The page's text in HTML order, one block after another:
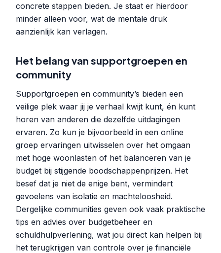
concrete stappen bieden. Je staat er hierdoor
minder alleen voor, wat de mentale druk
aanzienlijk kan verlagen.
Het belang van supportgroepen en
community
Supportgroepen en community’s bieden een
veilige plek waar jij je verhaal kwijt kunt, én kunt
horen van anderen die dezelfde uitdagingen
ervaren. Zo kun je bijvoorbeeld in een online
groep ervaringen uitwisselen over het omgaan
met hoge woonlasten of het balanceren van je
budget bij stijgende boodschappenprijzen. Het
besef dat je niet de enige bent, vermindert
gevoelens van isolatie en machteloosheid.
Dergelijke communities geven ook vaak praktische
tips en advies over budgetbeheer en
schuldhulpverlening, wat jou direct kan helpen bij
het terugkrijgen van controle over je financiële